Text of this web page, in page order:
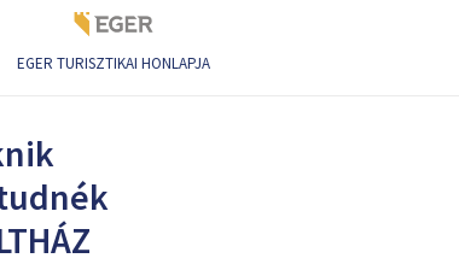
EGER TURISZTIKAI HONLAPJA